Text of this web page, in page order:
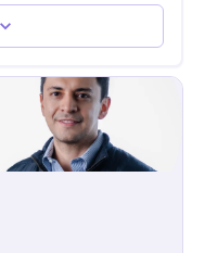
del pasado y
para construir un futuro
y sin filtros. A través de
analítico conjunto, se
el presente, se les
su impacto
logran mayor
su
y duraderos en su